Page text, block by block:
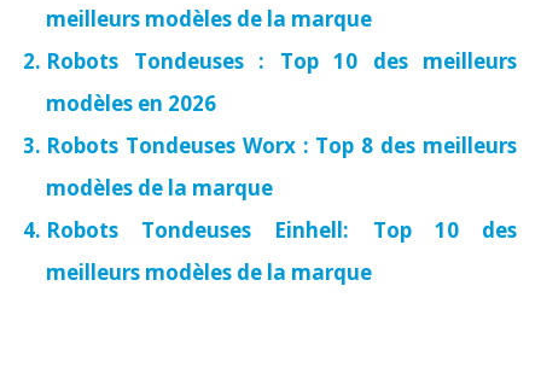
meilleurs modèles de la marque
Robots Tondeuses : Top 10 des meilleurs
modèles en 2026
Robots Tondeuses Worx : Top 8 des meilleurs
modèles de la marque
Robots Tondeuses Einhell: Top 10 des
meilleurs modèles de la marque